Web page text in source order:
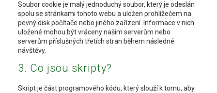
Soubor cookie je malý jednoduchý soubor, který je odeslán
spolu se stránkami tohoto webu a uložen prohlížečem na
pevný disk počítače nebo jiného zařízení. Informace v nich
uložené mohou být vráceny našim serverům nebo
serverům příslušných třetích stran během následné
návštěvy.
3. Co jsou skripty?
Skript je část programového kódu, který slouží k tomu, aby